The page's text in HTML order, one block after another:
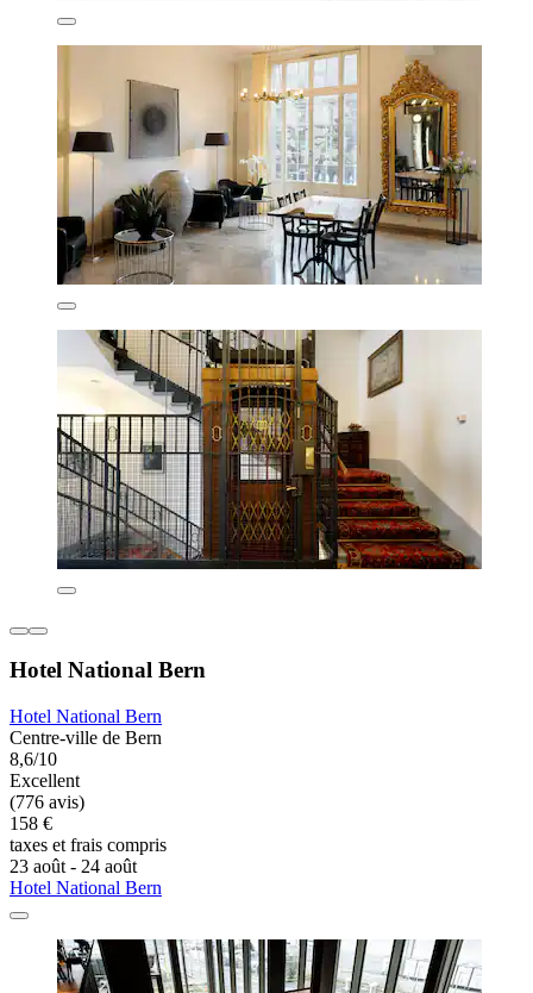
Hotel National Bern
Hotel National Bern
Centre-ville de Bern
8,6/10
Excellent
(776 avis)
158 €
taxes et frais compris
23 août - 24 août
Hotel National Bern